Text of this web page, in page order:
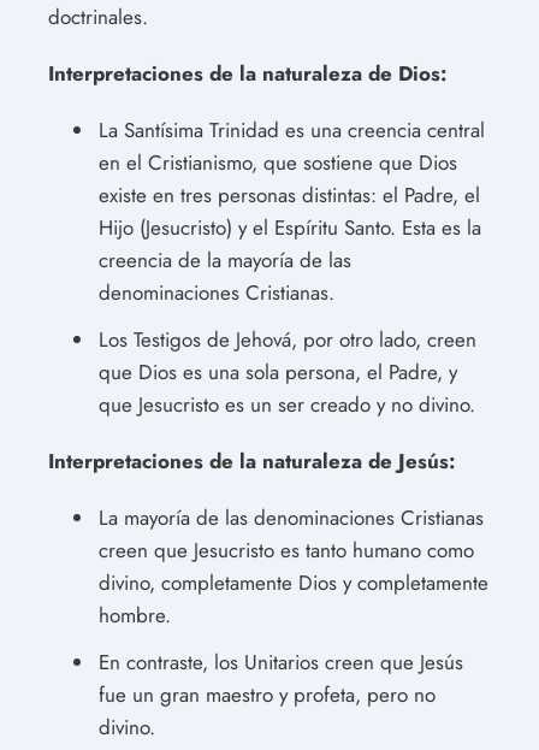
doctrinales.
Interpretaciones de la naturaleza de Dios:
La Santísima Trinidad es una creencia central
en el Cristianismo, que sostiene que Dios
existe en tres personas distintas: el Padre, el
Hijo (Jesucristo) y el Espíritu Santo. Esta es la
creencia de la mayoría de las
denominaciones Cristianas.
Los Testigos de Jehová, por otro lado, creen
que Dios es una sola persona, el Padre, y
que Jesucristo es un ser creado y no divino.
Interpretaciones de la naturaleza de Jesús:
La mayoría de las denominaciones Cristianas
creen que Jesucristo es tanto humano como
divino, completamente Dios y completamente
hombre.
En contraste, los Unitarios creen que Jesús
fue un gran maestro y profeta, pero no
divino.